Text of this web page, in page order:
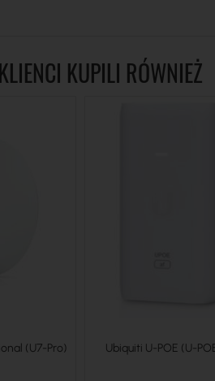
KUPILI RÓWNIEŻ
(U7-Pro) Ubiquiti U-POE (U-